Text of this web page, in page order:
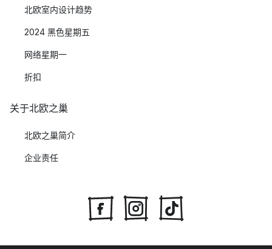
北欧室内设计趋势
2024 黑色星期五
网络星期一
折扣
关于北欧之巢
北欧之巢简介
企业责任